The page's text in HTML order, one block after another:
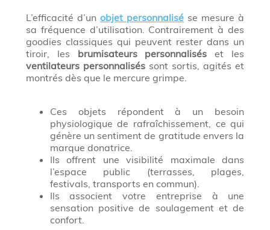
L’efficacité d’un objet personnalisé se mesure à
sa fréquence d’utilisation. Contrairement à des
goodies classiques qui peuvent rester dans un
tiroir, les brumisateurs personnalisés et les
ventilateurs personnaliséssont sortis, agités et
montrés dès que le mercure grimpe.
Ces objets répondent à un besoin
physiologique de rafraîchissement, ce qui
génère un sentiment de gratitude envers la
marque donatrice.
Ils offrent une visibilité maximale dans
l’espace public (terrasses, plages,
festivals, transports en commun).
Ils associent votre entreprise à une
sensation positive de soulagement et de
confort.